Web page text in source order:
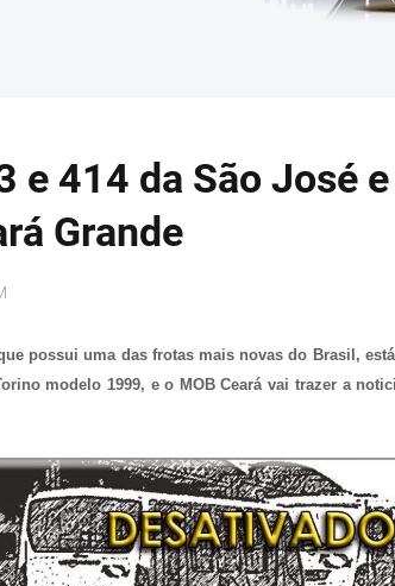
e 414 da São José e
Grande
possui uma das frotas mais novas do Brasil,
modelo 1999, e o MOB Ceará vai trazer a